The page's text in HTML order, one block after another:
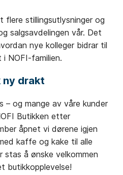
flere stillingsutlysninger og
salgsavdelingen vår. Det
nye kolleger bidrar til
NOFI-familien.
ny drakt
og mange av våre kunder
Butikken etter
åpnet vi dørene igjen
kaffe og kake til alle
stas å ønske velkommen
butikkopplevelse!